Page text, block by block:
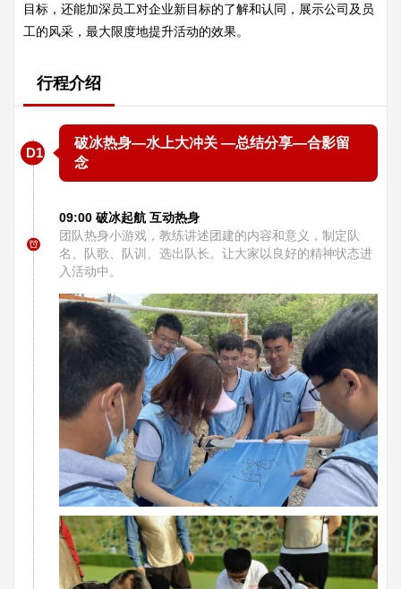
目标，还能加深员工对企业新目标的了解和认同，展示公司及员
工的风采，最大限度地提升活动的效果。
行程介绍
破冰热身—水上大冲关 —总结分享—合影留
念
D1
09:00 破冰起航 互动热身
团队热身小游戏，教练讲述团建的内容和意义，制定队
名、队歌、队训、选出队长。让大家以良好的精神状态进
入活动中。